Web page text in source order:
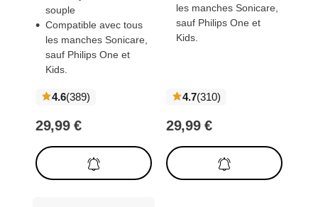
souple
Compatible avec tous
les manches Sonicare,
sauf Philips One et
Kids.
4.6(389notation
)
29,99 €
Rupture de
les manches Sonicare,
sauf Philips One et
Kids.
4.7(310notation
)
29,99 €
Rupture de